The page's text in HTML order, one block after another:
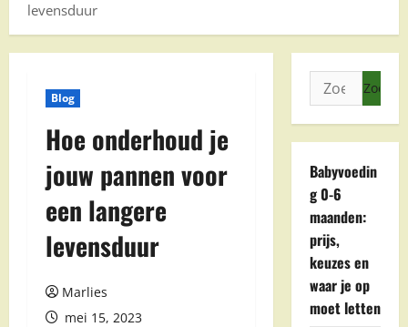
levensduur
Blog
Hoe onderhoud je
jouw pannen voor
een langere
levensduur
Marlies
mei 15, 2023
Zoeken
naar:
Babyvoedin
g 0-6
maanden:
prijs,
keuzes en
waar je op
moet letten